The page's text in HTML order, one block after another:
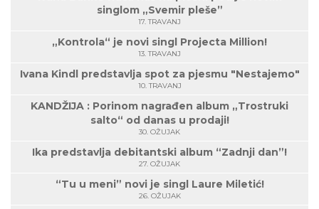
singlom „Svemir pleše”
17. TRAVANJ
„Kontrola“ je novi singl Projecta Million!
13. TRAVANJ
Ivana Kindl predstavlja spot za pjesmu "Nestajemo"
10. TRAVANJ
KANDŽIJA : Porinom nagrađen album „Trostruki
salto“ od danas u prodaji!
30. OŽUJAK
Ika predstavlja debitantski album “Zadnji dan”!
27. OŽUJAK
“Tu u meni” novi je singl Laure Miletić!
26. OŽUJAK